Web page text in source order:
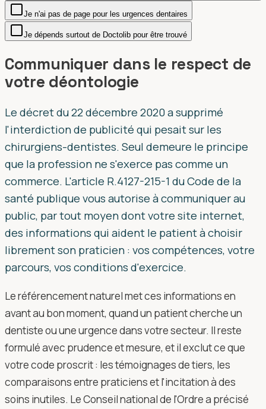
Je n'ai pas de page pour les urgences dentaires
Je dépends surtout de Doctolib pour être trouvé
Communiquer dans le respect de
votre déontologie
Le décret du 22 décembre 2020 a supprimé
l'interdiction de publicité qui pesait sur les
chirurgiens-dentistes. Seul demeure le principe
que la profession ne s'exerce pas comme un
commerce. L'article R.4127-215-1 du Code de la
santé publique vous autorise à communiquer au
public, par tout moyen dont votre site internet,
des informations qui aident le patient à choisir
librement son praticien : vos compétences, votre
parcours, vos conditions d'exercice.
Le référencement naturel met ces informations en
avant au bon moment, quand un patient cherche un
dentiste ou une urgence dans votre secteur. Il reste
formulé avec prudence et mesure, et il exclut ce que
votre code proscrit : les témoignages de tiers, les
comparaisons entre praticiens et l'incitation à des
soins inutiles. Le Conseil national de l'Ordre a précisé